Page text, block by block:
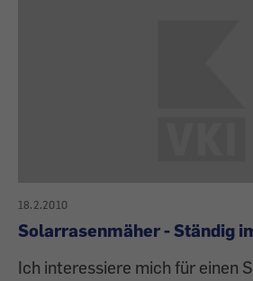
18.2.2010
Solarrasenmäher - Ständig
Ich interessiere mich für einen